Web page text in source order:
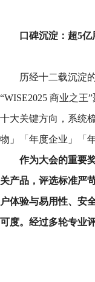
口碑沉淀：超5亿
历经十二载沉淀
“WISE2025 商业之
十大关键方向，系统
物」「年度企业」「
作为大会的重要
关产品，评选标准严
户体验与易用性、安
可度。经过多轮专业